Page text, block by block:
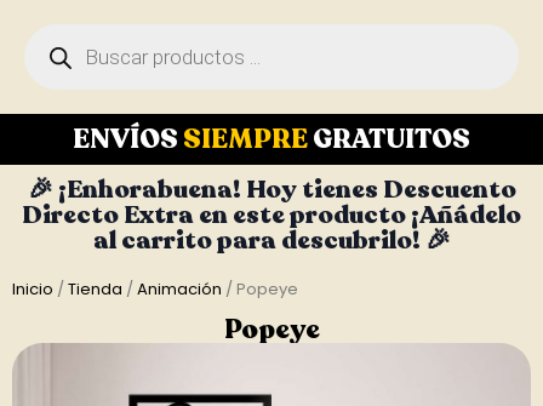
ENVÍOS SIEMPREGRATUITOS
🎉 ¡Enhorabuena! Hoy tienes Descuento
Directo Extra en este producto ¡Añádelo
al carrito para descubrilo! 🎉
Inicio /Tienda /Animación / Popeye
Popeye